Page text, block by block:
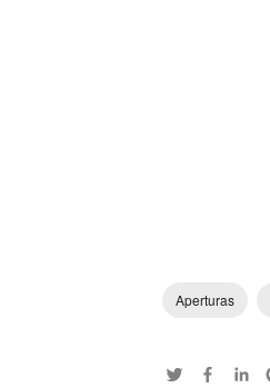
Aperturas